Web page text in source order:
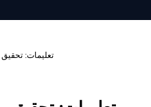
تعليمات: